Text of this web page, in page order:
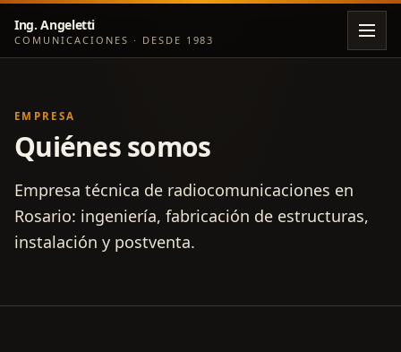
Ing. Angeletti
COMUNICACIONES · DESDE 1983
EMPRESA
Quiénes somos
Empresa técnica de radiocomunicaciones en
Rosario: ingeniería, fabricación de estructuras,
instalación y postventa.